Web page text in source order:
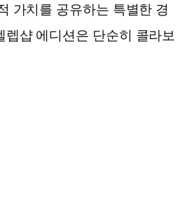
가치를 공유하는 특별한 경
렙샵 에디션은 단순히 콜라보